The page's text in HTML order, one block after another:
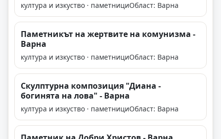
култура и изкуство · паметнициОбласт: Варна
Паметникът на жертвите на комунизма -
Варна
култура и изкуство · паметнициОбласт: Варна
Скулптурна композиция "Диана -
богинята на лова" - Варна
култура и изкуство · паметнициОбласт: Варна